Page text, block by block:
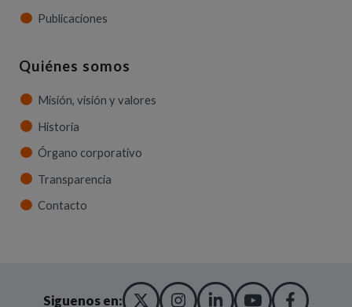
Publicaciones
Quiénes somos
Misión, visión y valores
Historia
Órgano corporativo
Transparencia
Contacto
Siguenos en: X TWITTER
(ABRE EN NUEVA
INSTAGRAM
(ABRE EN NUEVA
LINKEDIN
(ABRE EN
YOUTUBE
(ABRE EN